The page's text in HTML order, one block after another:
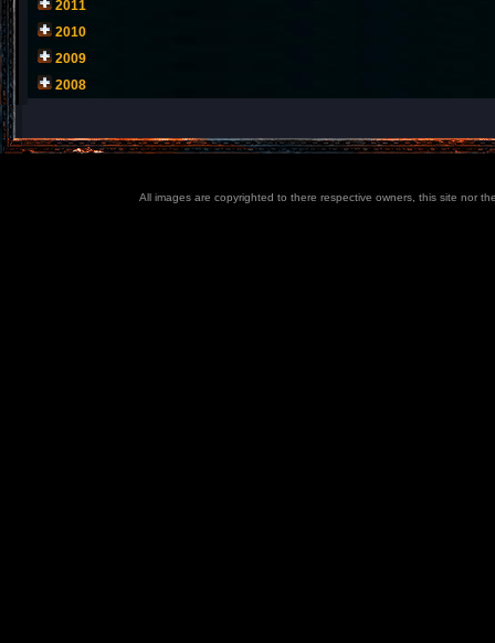
2011
2010
2009
2008
All images are copyrighted to there respective owners, this site nor